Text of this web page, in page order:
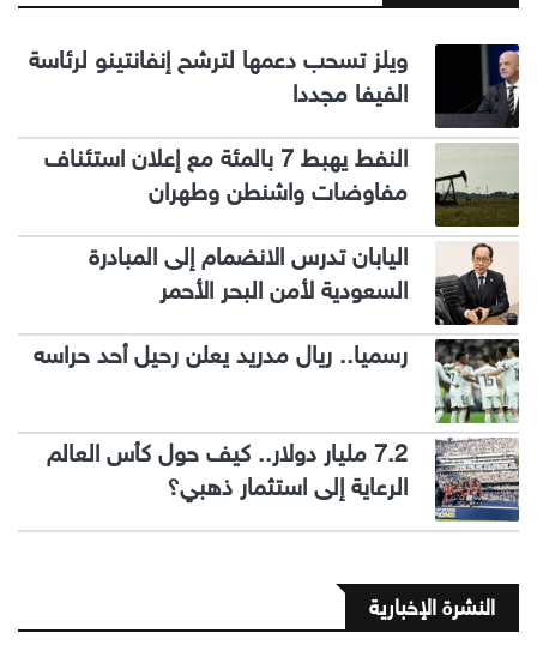
ويلز تسحب دعمها لترشح إنفانتينو لرئاسة
الفيفا مجددا
النفط يهبط 7 بالمئة مع إعلان استئناف
مفاوضات واشنطن وطهران
اليابان تدرس الانضمام إلى المبادرة
السعودية لأمن البحر الأحمر
رسميا.. ريال مدريد يعلن رحيل أحد حراسه
7.2 مليار دولار.. كيف حول كأس العالم
الرعاية إلى استثمار ذهبي؟
النشرة الإخبارية